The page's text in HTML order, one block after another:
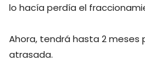
lo hacía perdía el
Ahora, tendrá hasta 2 meses
atrasada.